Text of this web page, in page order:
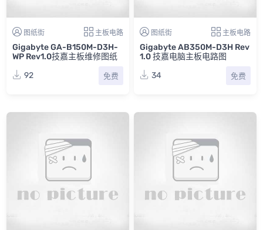
图纸街 主板电路
Gigabyte GA-B150M-D3H-
WP Rev1.0技嘉主板维修图纸
92
免费
图纸街 主板电路
Gigabyte AB350M-D3H Rev
1.0 技嘉电脑主板电路图
34
免费